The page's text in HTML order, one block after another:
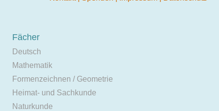
Fächer
Deutsch
Mathematik
Formenzeichnen / Geometrie
Heimat- und Sachkunde
Naturkunde